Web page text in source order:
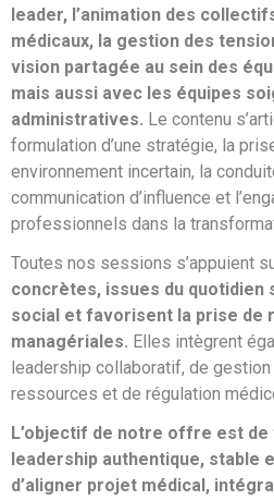
leader, l’animation des
médicaux, la gestion des
vision partagée au sein des
mais aussi avec les équipes
administratives. Le contenu
formulation d’une stratégie, la
environnement incertain, la
communication d’influence et
professionnels dans la
Toutes nos sessions s’appuient
concrètes, issues du quotidien
social et favorisent la prise de
managériales. Elles intègrent
leadership collaboratif, de
ressources et de régulation
L’objectif de notre offre est
leadership authentique, stable
d’aligner projet médical,